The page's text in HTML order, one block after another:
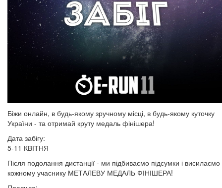
Біжи онлайн, в будь-якому зручному місці, в будь-якому куточку
України - та отримай круту медаль фінішера!
Дата забігу:
5-11 КВІТНЯ
Після подолання дистанції - ми підбиваємо підсумки і висилаємо
кожному учаснику МЕТАЛЕВУ МЕДАЛЬ ФІНІШЕРА!